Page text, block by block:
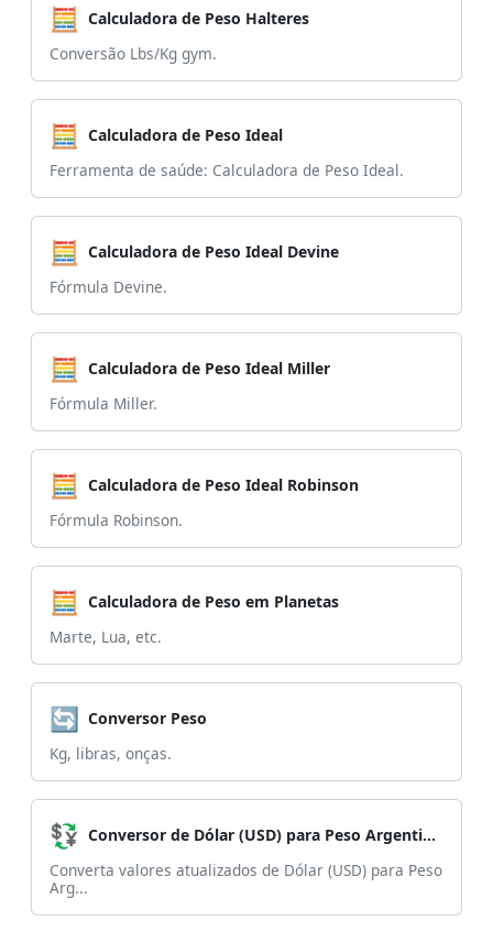
🧮 Calculadora de Peso Halteres
Conversão Lbs/Kg gym.
🧮 Calculadora de Peso Ideal
Ferramenta de saúde: Calculadora de Peso Ideal.
🧮 Calculadora de Peso Ideal Devine
Fórmula Devine.
🧮 Calculadora de Peso Ideal Miller
Fórmula Miller.
🧮 Calculadora de Peso Ideal Robinson
Fórmula Robinson.
🧮 Calculadora de Peso em Planetas
Marte, Lua, etc.
🔄 Conversor Peso
Kg, libras, onças.
💱
Conversor de Dólar (USD) para Peso Argentino (ARS)
Converta valores atualizados de Dólar (USD) para Peso
Arg...